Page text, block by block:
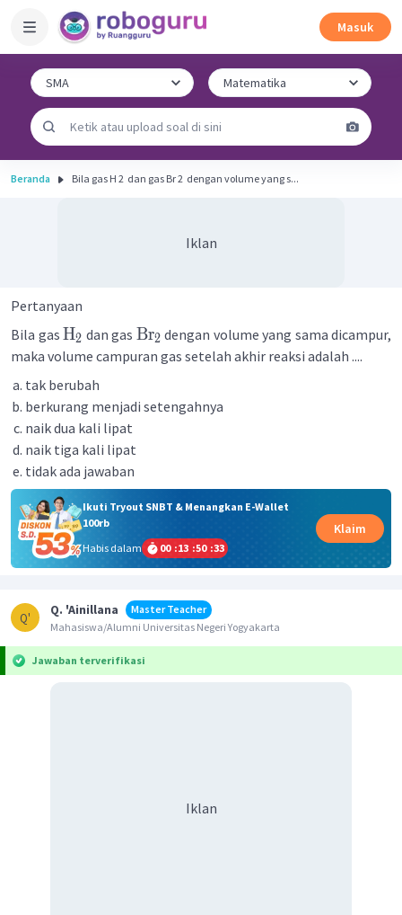
Masuk
Beranda Bila gas H 2 ​ dan gas Br 2 ​ dengan volume yang s...
Iklan
Pertanyaan
Bila gas H2 dan gas Br2 dengan volume yang sama dicampur,
maka volume campuran gas setelah akhir reaksi adalah ....
tak berubah
berkurang menjadi setengahnya
naik dua kali lipat
naik tiga kali lipat
tidak ada jawaban
Ikuti Tryout SNBT & Menangkan E-Wallet
100rb
Habis dalam
00 :13 :50 :33
Klaim
Q'
Q. 'Ainillana
Master Teacher
Mahasiswa/Alumni Universitas Negeri Yogyakarta
Jawaban terverifikasi
Iklan